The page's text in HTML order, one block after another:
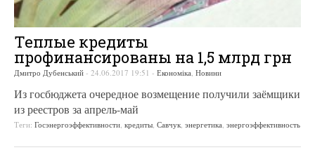
Теплые кредиты
профинансированы на 1,5 млрд грн
Дмитро Дубенський - 24.06.2017 19:51 - Економіка, Новини
Из госбюджета очередное возмещение получили заёмщики
из реестров за апрель-май
Теги: Госэнергоэффективности, кредиты, Савчук, энергетика, энергоэффективность